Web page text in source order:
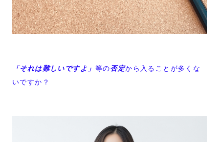
「それは難しいですよ」 等の否定から入ることが多くな
いですか？